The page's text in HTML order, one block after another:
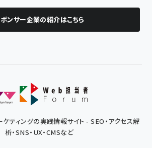
ンサー企業の紹介はこちら
ティングの実践情報サイト - SEO・アクセス解
析・SNS・UX・CMSなど